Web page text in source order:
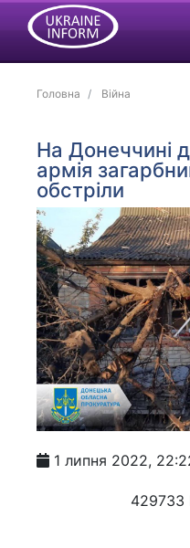
Головна Війна
На Донеччині
армія
обстріли
1 липня 2022,
429733